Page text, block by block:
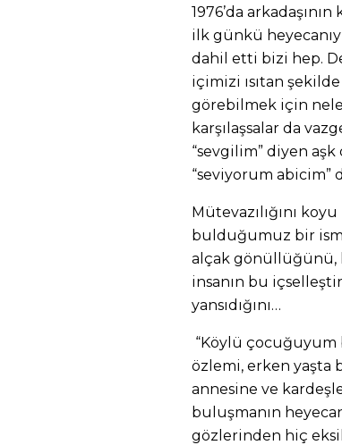
1976’da
ilk günkü
dahil etti bizi hep.
içimizi ısıtan
görebilmek için
karşılaşsalar da
“sevgilim” diyen
“seviyorum abicim”
Mütevazılığını
bulduğumuz bir ismi
alçak gönüllüğünü,
insanın bu
yansıdığını…
“Köylü çocuğuyum
özlemi, erken yaşta
annesine ve
buluşmanın
gözlerinden hiç